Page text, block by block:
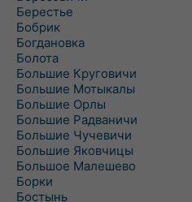
Берестье
Бобрик
Богдановка
Болота
Большие Круговичи
Большие Мотыкалы
Большие Орлы
Большие Радваничи
Большие Чучевичи
Большие Яковчицы
Большое Малешево
Борки
Бостынь